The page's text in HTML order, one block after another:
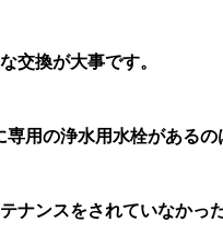
交換が大事です。
用の浄水用水栓がある
ナンスをされていなかっ